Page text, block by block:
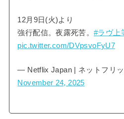
12月9日(火)より
強行配信。夜露死苦。#ラヴ上
pic.twitter.com/DVpsvoFyU7
— Netflix Japan | ネットフリ
November 24, 2025